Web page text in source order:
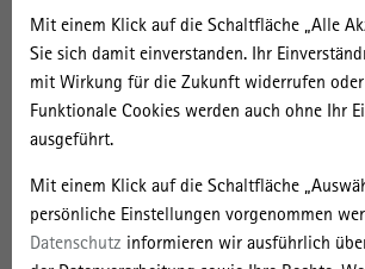
Mit einem Klick auf die Schaltfläche „Alle
Sie sich damit einverstanden. Ihr
mit Wirkung für die Zukunft widerrufen
Funktionale Cookies werden auch ohne Ihr
ausgeführt.
Mit einem Klick auf die Schaltfläche
persönliche Einstellungen vorgenommen
Datenschutz informieren wir ausführlich
durch die Kultivierung, Verarbeitung und
erstmalig angebauten Feldfrucht. Die
ihre Innovationskraft aus der Neu-Einbettung
Sozialunternehmen hat beispielsweise die Idee
Museumsdörfer aus Westeuropa nach Polen
Ausbildung von Menschen mit
Arbeitsmarktchancen nutzbar gemacht. Es